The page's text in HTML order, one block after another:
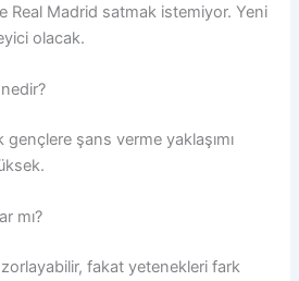
Real Madrid satmak istemiyor. Yeni
olacak.
şans verme yaklaşımı
mı?
zorlayabilir, fakat yetenekleri fark